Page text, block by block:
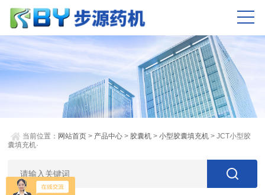
当前位置： 网站首页 > 产品中心 > 胶囊机 >小型胶囊填充机 > JCT小型胶
囊填充机·